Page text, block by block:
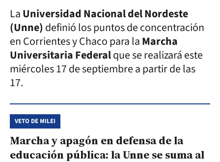
LaUniversidad Nacional del Nordeste
(Unne) definió los puntos de concentración
en Corrientes y Chaco para laMarcha
Universitaria Federalque se realizará este
miércoles 17 de septiembre a partir de las
17.
VETO DE MILEI
Marcha y apagón en defensa de la
educación pública: la Unne se suma al